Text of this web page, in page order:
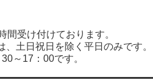
間受け付けております。
土日祝日を除く平日のみです。
～17：00です。